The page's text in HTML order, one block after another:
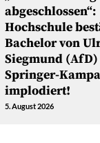
abgeschlossen“:
Hochschule
Bachelor von
Siegmund (AfD)
Springer-
implodiert!
5. August 2026